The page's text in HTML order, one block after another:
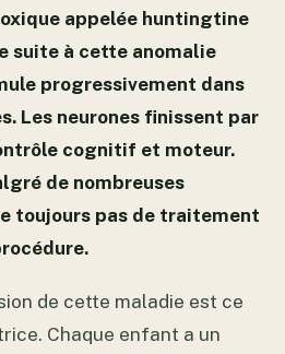
appelée huntingtine
suite à cette anomalie
progressivement dans
Les neurones finissent par
cognitif et moteur.
de nombreuses
toujours pas de traitement
de cette maladie est ce
Chaque enfant a un